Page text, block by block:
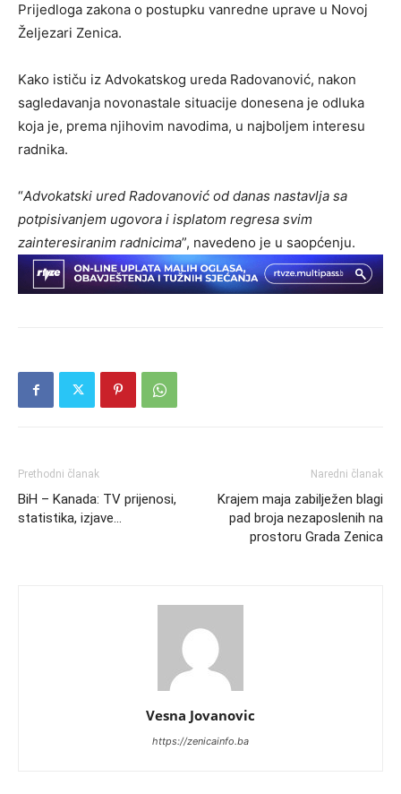
Prijedloga zakona o postupku vanredne uprave u Novoj
Željezari Zenica.
Kako ističu iz Advokatskog ureda Radovanović, nakon
sagledavanja novonastale situacije donesena je odluka
koja je, prema njihovim navodima, u najboljem interesu
radnika.
“Advokatski ured Radovanović od danas nastavlja sa
potpisivanjem ugovora i isplatom regresa svim
zainteresiranim radnicima”, navedeno je u saopćenju.
Prethodni članak
BiH – Kanada: TV prijenosi,
statistika, izjave…
Naredni članak
Krajem maja zabilježen blagi
pad broja nezaposlenih na
prostoru Grada Zenica
Vesna Jovanovic
https://zenicainfo.ba